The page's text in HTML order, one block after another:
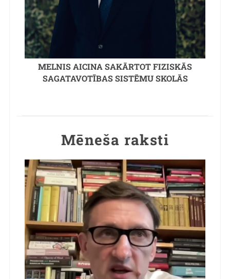
MELNIS AICINA SAKĀRTOT FIZISKĀS
SAGATAVOTĪBAS SISTĒMU SKOLĀS
Mēneša raksti